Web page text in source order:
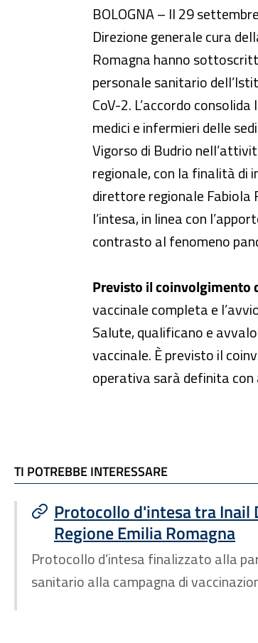
Emilia Romagna,
BOLOGNA – Il 29
Direzione generale cura
Romagna hanno
personale sanitario
CoV-2. L’accordo
medici e infermieri delle
Vigorso di Budrio
regionale, con la finalità di
direttore regionale Fabiola
l’intesa, in linea con
contrasto al fenomeno
Previsto il coinvolgimento
vaccinale completa e
Salute, qualificano e
vaccinale. È previsto il
operativa sarà definita
TI POTREBBE INTERESSARE
TI POTREBBE INTERESSARE
Protocollo d'intesa tra Inail
Regione Emilia Romagna
Protocollo d’intesa finalizzato alla
sanitario alla campagna di